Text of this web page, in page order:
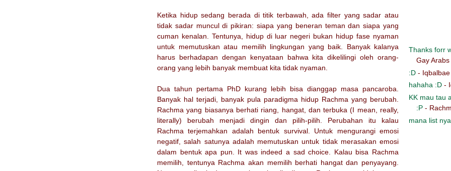
Ketika hidup sedang berada di titik terbawah, ada filter yang sadar atau
tidak sadar muncul di pikiran: siapa yang beneran teman dan siapa yang
cuman kenalan. Tentunya, hidup di luar negeri bukan hidup fase nyaman
untuk memutuskan atau memilih lingkungan yang baik. Banyak kalanya
harus berhadapan dengan kenyataan bahwa kita dikelilingi oleh orang-
orang yang lebih banyak membuat kita tidak nyaman.
Dua tahun pertama PhD kurang lebih bisa dianggap masa pancaroba.
Banyak hal terjadi, banyak pula paradigma hidup Rachma yang berubah.
Rachma yang biasanya berhati riang, hangat, dan terbuka (I mean, really,
literally) berubah menjadi dingin dan pilih-pilih. Perubahan itu kalau
Rachma terjemahkan adalah bentuk survival. Untuk mengurangi emosi
negatif, salah satunya adalah memutuskan untuk tidak merasakan emosi
dalam bentuk apa pun. It was indeed a sad choice. Kalau bisa Rachma
memilih, tentunya Rachma akan memilih berhati hangat dan penyayang.
Thanks forr
Gay Arabs
:D - Iqbalbae
hahaha :D -
KK mau tau
:P -
mana list